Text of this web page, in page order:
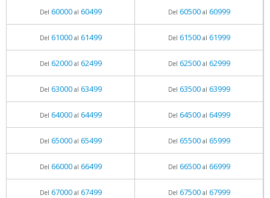
Del 60000al 60499 Del 60500al 60999
Del 61000al 61499 Del 61500al 61999
Del 62000al 62499 Del 62500al 62999
Del 63000al 63499 Del 63500al 63999
Del 64000al 64499 Del 64500al 64999
Del 65000al 65499 Del 65500al 65999
Del 66000al 66499 Del 66500al 66999
Del 67000al 67499 Del 67500al 67999